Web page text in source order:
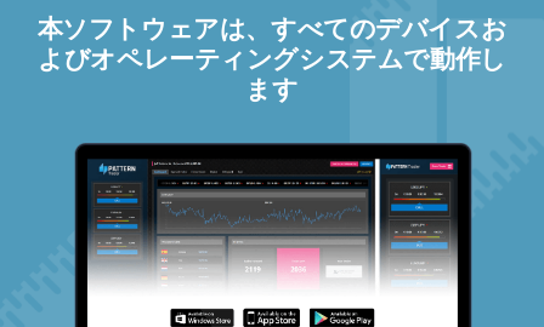
本ソフトウェアは、すべてのデバイスお
よびオペレーティングシステムで動作し
ます